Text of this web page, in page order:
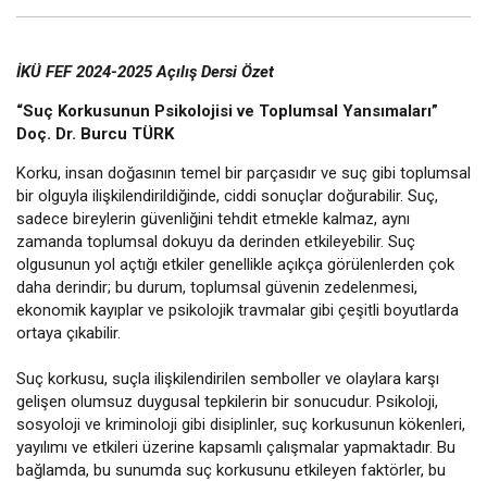
İKÜ FEF 2024-2025 Açılış Dersi Özet
“Suç Korkusunun Psikolojisi ve Toplumsal Yansımaları”
Doç. Dr. Burcu TÜRK
Korku, insan doğasının temel bir parçasıdır ve suç gibi toplumsal
bir olguyla ilişkilendirildiğinde, ciddi sonuçlar doğurabilir. Suç,
sadece bireylerin güvenliğini tehdit etmekle kalmaz, aynı
zamanda toplumsal dokuyu da derinden etkileyebilir. Suç
olgusunun yol açtığı etkiler genellikle açıkça görülenlerden çok
daha derindir; bu durum, toplumsal güvenin zedelenmesi,
ekonomik kayıplar ve psikolojik travmalar gibi çeşitli boyutlarda
ortaya çıkabilir.
Suç korkusu, suçla ilişkilendirilen semboller ve olaylara karşı
gelişen olumsuz duygusal tepkilerin bir sonucudur. Psikoloji,
sosyoloji ve kriminoloji gibi disiplinler, suç korkusunun kökenleri,
yayılımı ve etkileri üzerine kapsamlı çalışmalar yapmaktadır. Bu
bağlamda, bu sunumda suç korkusunu etkileyen faktörler, bu